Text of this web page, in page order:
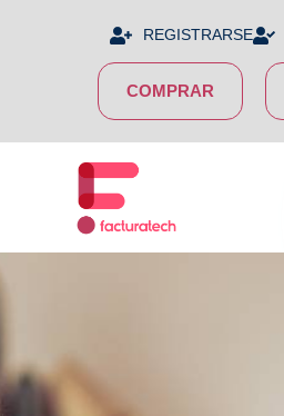
REGISTRARSE
COMPRAR